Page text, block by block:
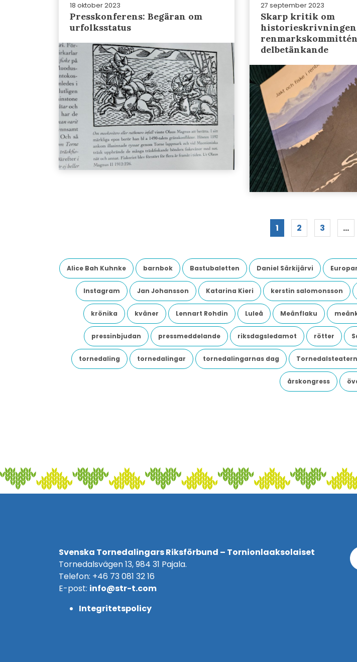
18 oktober 2023
Presskonferens: Begäran om
urfolksstatus
27 september 2023
Skarp kritik om
delbetänkande
1 2 3 …
Alice Bah Kuhnke barnbok Bastubaletten Daniel Särkijärvi
Instagram Jan Johansson Katarina Kieri kerstin salomonsson
krönika kväner Lennart Rohdin Luleå Meänflaku
pressinbjudan pressmeddelande riksdagsledamot rötter
tornedaling tornedalingar tornedalingarnas dag Tornedalsteatern
årskongress
Svenska Tornedalingars Riksförbund – Tornionlaaksolaiset
Tornedalsvägen 13, 984 31 Pajala.
Telefon: +46 73 081 32 16
E-post: info@str-t.com
Integritetspolicy